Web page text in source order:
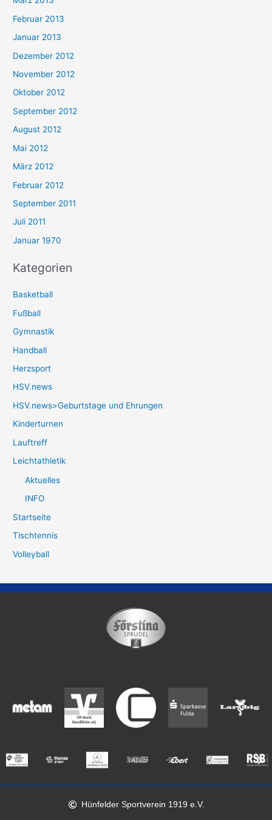
Februar 2013
Januar 2013
Dezember 2012
November 2012
Oktober 2012
September 2012
August 2012
Mai 2012
März 2012
Februar 2012
September 2011
Juli 2011
Januar 1970
Kategorien
Basketball
Fußball
Gymnastik
Handball
Herzsport
HSV.news
HSV.news>Geburtstage und Ehrungen
Kinderturnen
Lauftreff
Leichtathletik
Aktuelles
INFO
Startseite
Tischtennis
Volleyball
Hünfelder Sportverein 1919 e.V.